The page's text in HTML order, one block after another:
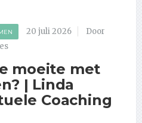
20 juli 2026
Door
moeite met
| Linda
Coaching